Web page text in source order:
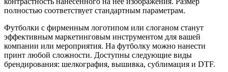
полностью соответствует стандартным параметрам.
Футболки с фирменным логотипом или слоганом станут
эффективным маркетинговым инструментом для вашей
компании или мероприятия. На футболку можно нанести
принт любой сложности. Доступны следующие виды
брендирования: шелкография, вышивка, сублимация и DTF.